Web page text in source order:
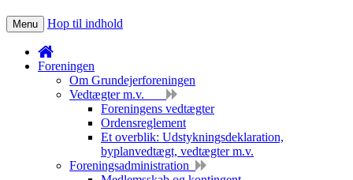
Menu Hop til indhold
Foreningen
Om Grundejerforeningen
Vedtægter m.v.
Foreningens vedtægter
Ordensreglement
Et overblik: Udstykningsdeklaration,
byplanvedtægt, vedtægter m.v.
Foreningsadministration